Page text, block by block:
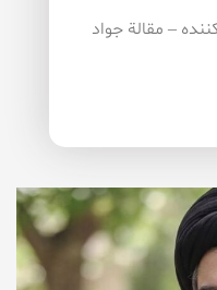
– مقالة جواد